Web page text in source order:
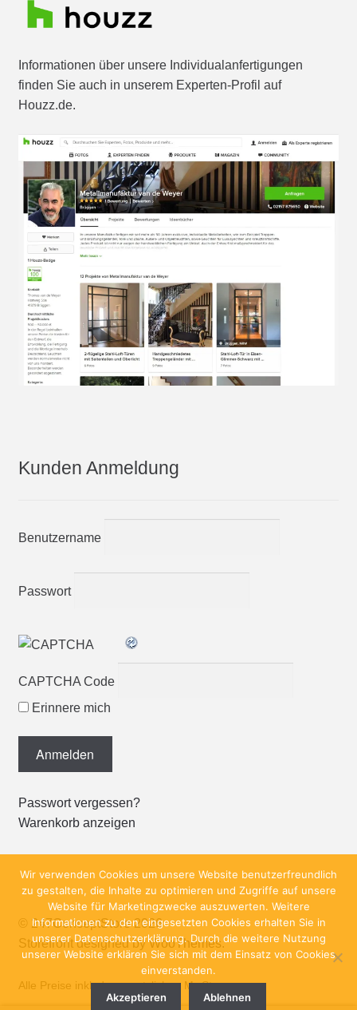
Informationen über unsere Individualanfertigungen
finden Sie auch in unserem Experten-Profil auf
Houzz.de.
Kunden Anmeldung
Benutzername
Passwort
CAPTCHA Code
Erinnere mich
Passwort vergessen?
Warenkorb anzeigen
© 247ConceptStore 2026
Storefront designed byWooThemes.
Alle Preise inkl. der gesetzlichen MwSt.
Wir verwenden Cookies um unsere Website benutzerfreundlich
zu gestalten, die Inhalte zu optimieren und Zugriffe auf unsere
Website für Marketingzwecke auszuwerten. Weitere
Informationen zu den eingesetzten Cookies erhalten Sie in
unserer Datenschutzerklärung. Durch die weitere Nutzung
unserer Website erklären Sie sich mit dem Einsatz von Cookies
einverstanden.
Akzeptieren Ablehnen